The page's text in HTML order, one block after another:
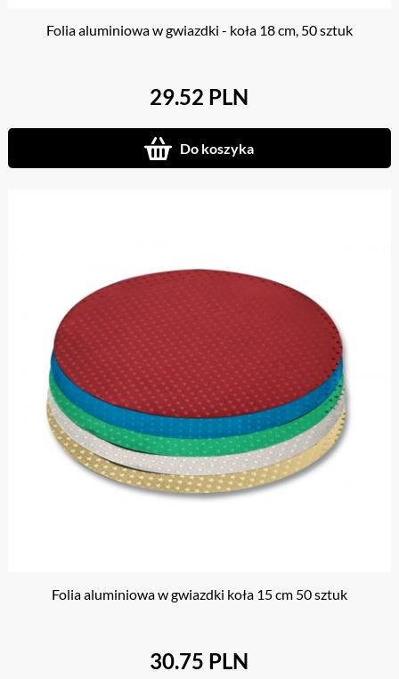
Folia aluminiowa w gwiazdki - koła 18 cm, 50 sztuk
29.52 PLN
Do koszyka
Folia aluminiowa w gwiazdki koła 15 cm 50 sztuk
30.75 PLN